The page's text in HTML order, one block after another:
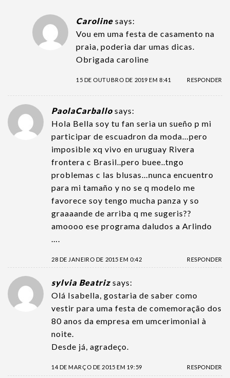
Caroline says:
Vou em uma festa de casamento na
praia, poderia dar umas dicas.
Obrigada caroline
15 DE OUTUBRO DE 2019 EM 8:41 RESPONDER
PaolaCarballo says:
Hola Bella soy tu fan seria un sueño p mi
participar de escuadron da moda…pero
imposible xq vivo en uruguay Rivera
frontera c Brasil..pero buee..tngo
problemas c las blusas…nunca encuentro
para mi tamaño y no se q modelo me
favorece soy tengo mucha panza y so
graaaande de arriba q me sugeris??
amoooo ese programa daludos a Arlindo
….
28 DE JANEIRO DE 2015 EM 0:42 RESPONDER
sylvia Beatriz says:
Olá Isabella, gostaria de saber como
vestir para uma festa de comemoração dos
80 anos da empresa em umcerimonial à
noite.
Desde já, agradeço.
14 DE MARÇO DE 2015 EM 19:59 RESPONDER